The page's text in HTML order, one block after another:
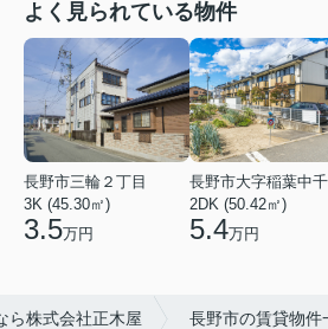
よく見られている物件
長野市三輪２丁目
3K (45.30㎡)
3.5万円
長野市大字稲葉中
2DK (50.42㎡)
5.4万円
ら株式会社正木屋 長野市の賃貸物件